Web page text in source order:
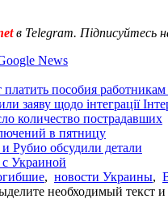
в Telegram. Підписуйтесь
News
пособия
заяву щодо інтеграції
количество пострадавших
в пятницу
Рубио обсудили детали
Украиной
, новости Украины,
необходимый текст